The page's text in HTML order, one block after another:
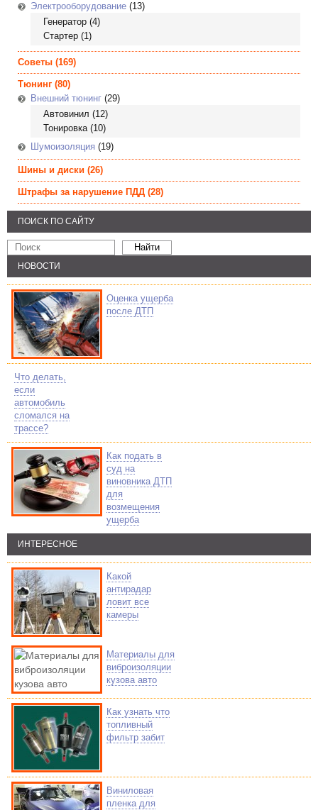
Электрооборудование (13)
Генератор (4)
Стартер (1)
Советы (169)
Тюнинг (80)
Внешний тюнинг (29)
Автовинил (12)
Тонировка(10)
Шумоизоляция (19)
Шины и диски (26)
Штрафы за нарушение ПДД (28)
ПОИСК ПО САЙТУ
НОВОСТИ
Оценка ущерба
после ДТП
Что делать,
если
автомобиль
сломался на
трассе?
Как подать в
суд на
виновника ДТП
для
возмещения
ущерба
ИНТЕРЕСНОЕ
Какой
антирадар
ловит все
камеры
Материалы для
виброизоляции
кузова авто
Как узнать что
топливный
фильтр забит
Виниловая
пленка для